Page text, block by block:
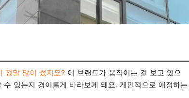
정말 많이 썼지요? 이 브랜드가 움직이는 걸 보고 있으
있는지 경이롭게 바라보게 돼요. 개인적으로 애정하는